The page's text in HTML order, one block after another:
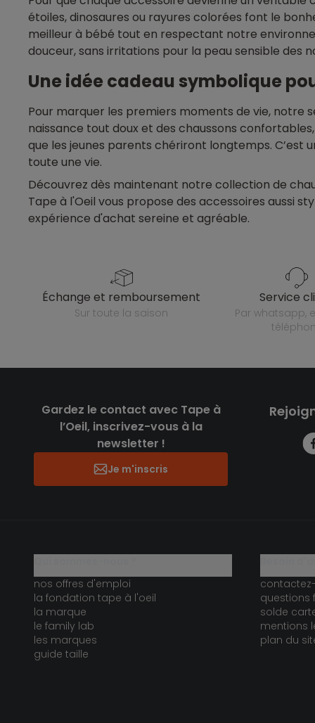
étoiles, dinosaures ou rayures colorées font le
meilleur à bébé tout en respectant notre
douceur, sans irritations pour la peau sensible des
Une idée cadeau symbolique
Pour marquer les premiers moments de vie, notre
naissance tout doux et des chaussons
que les jeunes parents chériront longtemps. C’est
toute une vie.
Découvrez dès maintenant notre collection de
Tape à l'Oeil vous propose des accessoires aussi
expérience d'achat sereine et agréable.
échange et remboursement
sur toute la saison
service
par whatsapp, e-mail ou
Gardez le contact avec Tape à
l’Oeil, inscrivez-vous à la
newsletter !
Je m'inscris
nos offres d'emploi
la fondation tape à l'oeil
la marque
le family lab
les marques
guide taille
questions
solde
mentions
plan du